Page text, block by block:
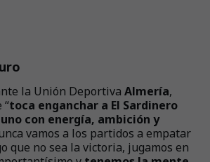
la Unión Deportiva Almería,
“toca enganchar a El Sardinero
con energía, ambición y
vamos a los partidos a empatar
que no sea la victoria, jugamos en